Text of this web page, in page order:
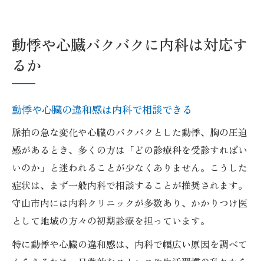
動悸や心臓バクバクに内科は対応す
るか
動悸や心臓の違和感は内科で相談できる
脈拍の急な変化や心臓のバクバクとした動悸、胸の圧迫
感があるとき、多くの方は「どの診療科を受診すればい
いのか」と迷われることが少なくありません。こうした
症状は、まず一般内科で相談することが推奨されます。
守山市内には内科クリニックが多数あり、かかりつけ医
として地域の方々の初期診療を担っています。
特に動悸や心臓の違和感は、内科で幅広い原因を調べて